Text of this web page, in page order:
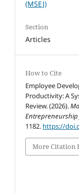
(MSEJ)
Section
Articles
How to Cite
Employee
Productivity: A
Review. (2026).
Entrepreneurship
1182. https://
More Citation